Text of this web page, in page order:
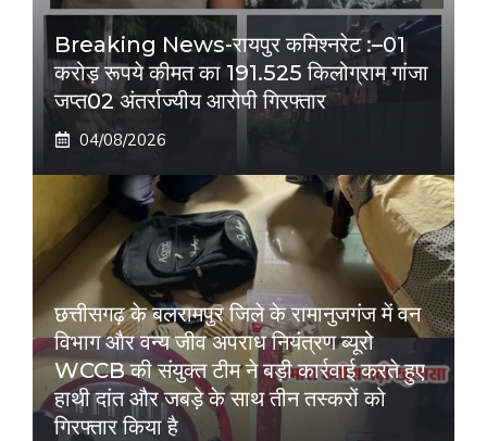
Breaking News-रायपुर कमिश्नरेट :–01
करोड़ रूपये कीमत का 191.525 किलोग्राम गांजा
जप्त02 अंतर्राज्यीय आरोपी गिरफ्तार
04/08/2026
छत्तीसगढ़ के बलरामपुर जिले के रामानुजगंज में वन
विभाग और वन्य जीव अपराध नियंत्रण ब्यूरो
WCCB की संयुक्त टीम ने बड़ी कार्रवाई करते हुए
हाथी दांत और जबड़े के साथ तीन तस्करों को
गिरफ्तार किया है